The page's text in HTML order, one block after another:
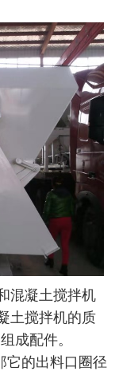
混凝土搅拌机
土搅拌机的质
成配件。
它的出料口圈径